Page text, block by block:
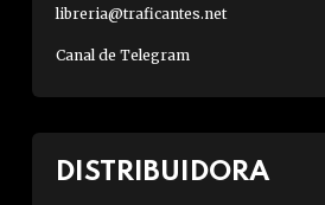
libreria@traficantes.net
Canal de Telegram
DISTRIBUIDORA